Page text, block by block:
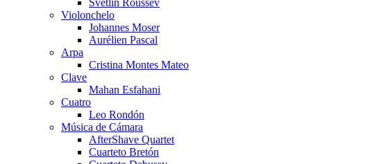
Svetlin Roussev
Violonchelo
Johannes Moser
Aurélien Pascal
Arpa
Cristina Montes Mateo
Clave
Mahan Esfahani
Cuatro
Leo Rondón
Música de Cámara
AfterShave Quartet
Cuarteto Bretón